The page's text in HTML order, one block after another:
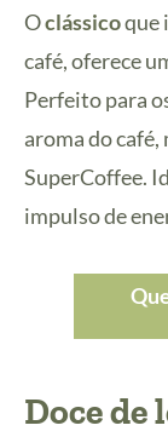
Oclássicoque
café, oferece
Perfeito para
aroma do
SuperCoffee.
impulso de
Doce de